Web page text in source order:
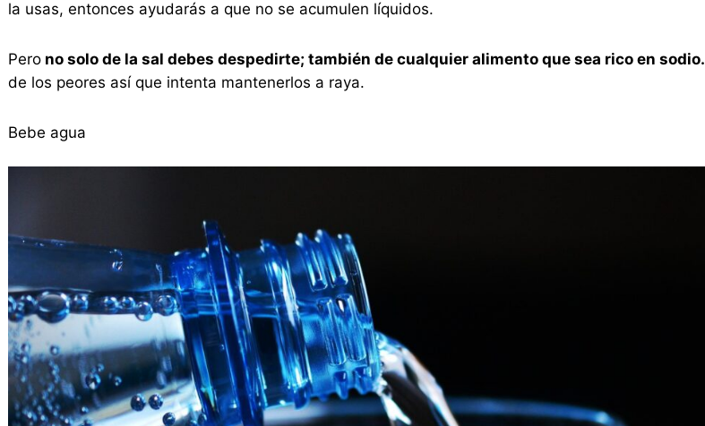
la usas, entonces ayudarás a que no se acumulen líquidos.
Perono solo de la sal debes despedirte; también de cualquier alimento que sea rico en sodio.
de los peores así que intenta mantenerlos a raya.
Bebe agua